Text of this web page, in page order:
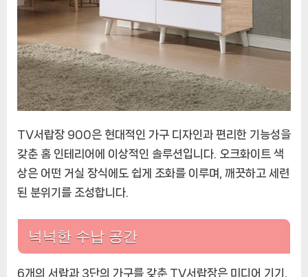
900
TV서랍장 900은 현대적인 가구 디자인과 편리한 기능성을
갖춘 홈 인테리어에 이상적인 솔루션입니다. 오크화이트 색
상은 어떤 거실 장식에도 쉽게 조화를 이루며, 깨끗하고 세련
된 분위기를 조성합니다.
넉넉한 수납 공간
6개의 서랍과 3단의 가구를 갖춘 TV서랍장은 미디어 기기,